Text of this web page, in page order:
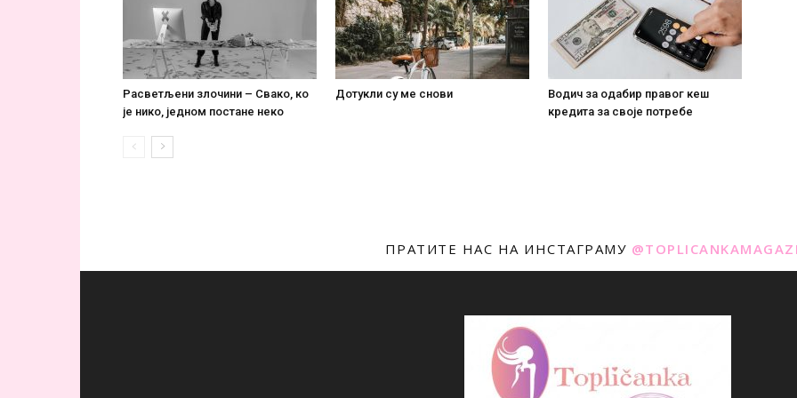
Расветљени злочини – Свако, ко
је нико, једном постане некo
Дотукли су ме снови
Водич за одабир правог кеш
кредита за своје потребе
ПРАТИТЕ НАС НА ИНСТАГРАМУ